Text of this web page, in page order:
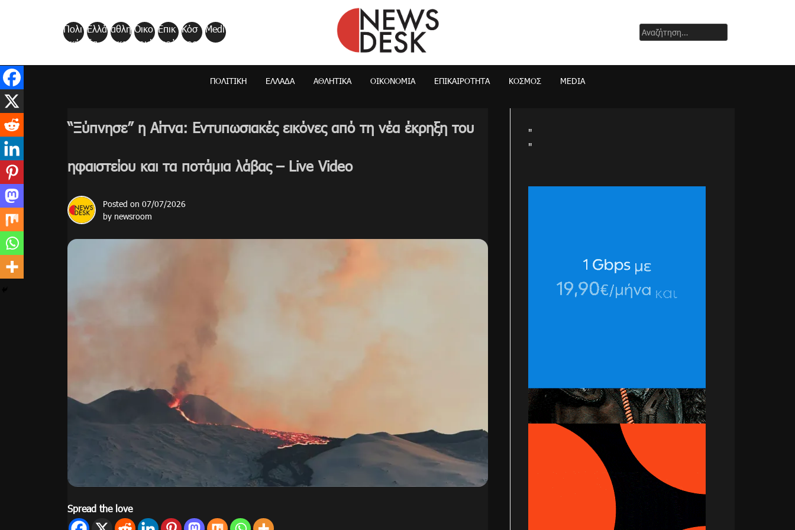
Πολι
τική
Ελλά
δα
αθλη
τικα
Οικο
νομί
Επικ
αιρό
Κόσ
μος
Medi
a
NewsDesk
Αναζήτηση
για:
ΠΟΛΙΤΙΚΉ ΕΛΛΆΔΑ ΑΘΛΗΤΙΚΑ ΟΙΚΟΝΟΜΊΑ ΕΠΙΚΑΙΡΌΤΗΤΑ ΚΌΣΜΟΣ MEDIA
“Ξύπνησε” η Αίτνα: Εντυπωσιακές εικόνες από τη νέα έκρηξη του
ηφαιστείου και τα ποτάμια λάβας – Live Video
Posted on 07/07/2026
by newsroom
Spread the love
"
"